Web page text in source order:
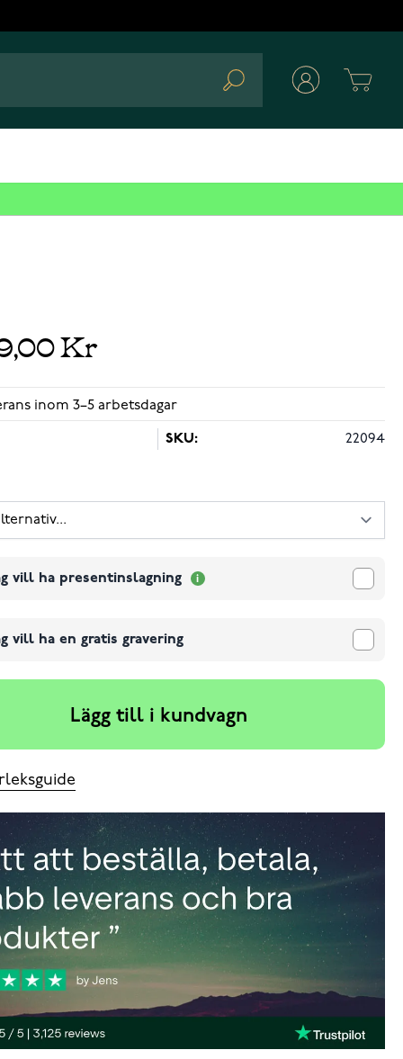
Search
Kr
inom 3–5 arbetsdagar
SKU: 22094
vill ha presentinslagning
vill ha en gratis gravering
Lägg till i kundvagn